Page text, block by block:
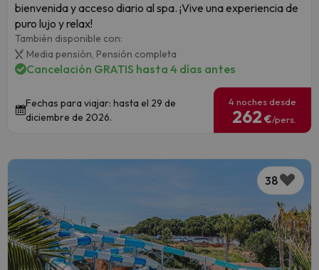
bienvenida y acceso diario al spa. ¡Vive una experiencia de
puro lujo y relax!
También disponible con:
Media pensión, Pensión completa
Cancelación GRATIS hasta 4 días antes
Fechas para viajar: hasta el 29 de
diciembre de 2026.
4 noches desde
262 €/pers.
38